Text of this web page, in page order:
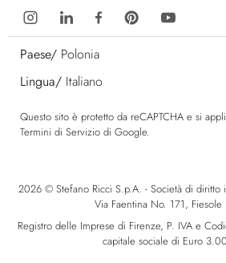
Paese/ Polonia
Lingua/ Italiano
Questo sito è protetto da reCAPTCHA e si
Termini di Servizio di Google.
2026 © Stefano Ricci S.p.A. - Società di diritto
Via Faentina No. 171, Fiesole
Registro delle Imprese di Firenze, P. IVA e
capitale sociale di Euro